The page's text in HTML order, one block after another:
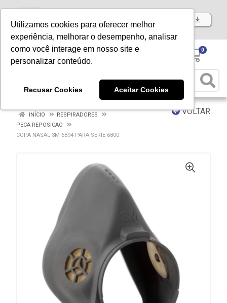
Utilizamos cookies para oferecer melhor
experiência, melhorar o desempenho, analisar
como você interage em nosso site e
personalizar conteúdo.
Recusar Cookies Aceitar Cookies
Baixe já nosso APP
0
VOLTAR
INÍCIO
RESPIRADORES
PECA REPOSICAO
COPA NASAL 3M 6894 PARA SERIE 6800